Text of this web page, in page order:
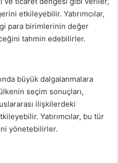
etkileyebilir. Yatırımcılar,
para birimlerinin değer
tahmin edebilirler.
büyük dalgalanmalara
seçim sonuçları,
ilişkilerdeki
Yatırımcılar, bu tür
yönetebilirler.